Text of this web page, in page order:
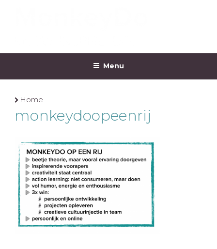
MONKEYDO
Menu
Home
monkeydoopeenrij